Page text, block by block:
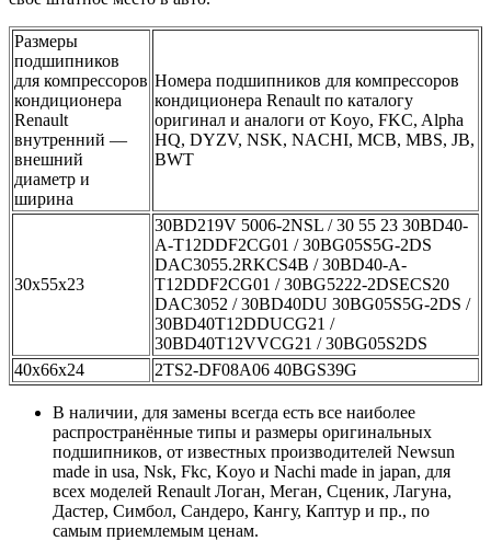
Размеры
подшипников
для компрессоров
кондиционера
Renault
внутренний —
внешний
диаметр и
ширина
Номера подшипников для компрессоров
кондиционера Renault по каталогу
оригинал и аналоги от Koyo, FKC, Alpha
HQ, DYZV, NSK, NACHI, MCB, MBS, JB,
BWT
30x55x23
30BD219V 5006-2NSL / 30 55 23 30BD40-
A-T12DDF2CG01 / 30BG05S5G-2DS
DAC3055.2RKCS4B / 30BD40-A-
T12DDF2CG01 / 30BG5222-2DSECS20
DAC3052 / 30BD40DU 30BG05S5G-2DS /
30BD40T12DDUCG21 /
30BD40T12VVCG21 / 30BG05S2DS
40x66x24
2TS2-DF08A06 40BGS39G
В наличии, для замены всегда есть все наиболее
распространённые типы и размеры оригинальных
подшипников, от известных производителей Newsun
made in usa, Nsk, Fkc, Koyo и Nachi made in japan, для
всех моделей Renault Логан, Меган, Сценик, Лагуна,
Дастер, Симбол, Сандеро, Кангу, Каптур и пр., по
самым приемлемым ценам.